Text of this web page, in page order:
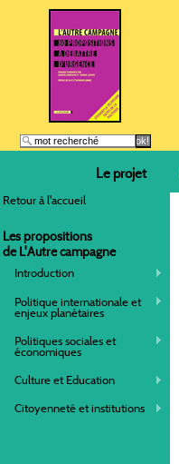
Le projet
Retour à l'accueil
Les propositions
de L'Autre campagne
Introduction
Politique internationale et
enjeux planétaires
Politiques sociales et
économiques
Culture et Education
Citoyenneté et institutions